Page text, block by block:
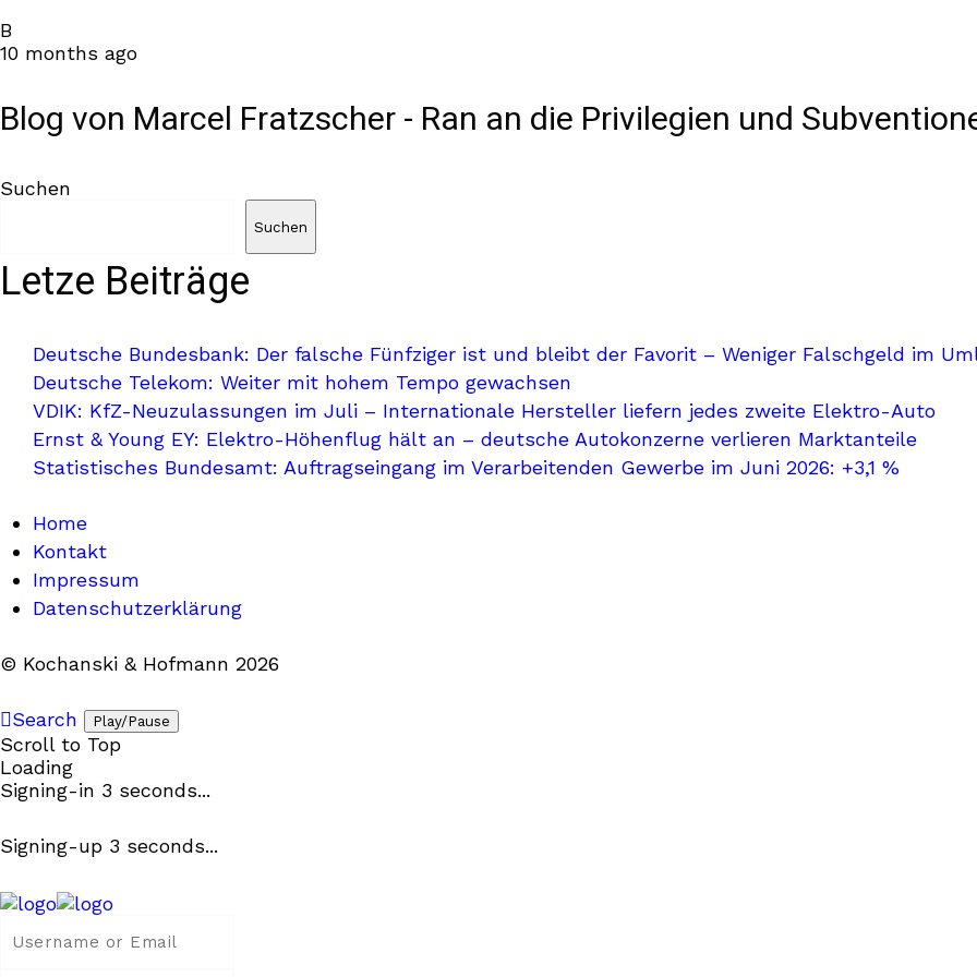
B
10 months ago
Blog von Marcel Fratzscher - Ran an die Privilegien und
Suchen
Suchen
Letze Beiträge
Deutsche Bundesbank: Der falsche Fünfziger ist und bleibt der Favorit – Weniger Falschgeld im
Deutsche Telekom: Weiter mit hohem Tempo gewachsen
VDIK: KfZ-Neuzulassungen im Juli – Internationale Hersteller liefern jedes zweite Elektro-Auto
Ernst & Young EY: Elektro-Höhenflug hält an – deutsche Autokonzerne verlieren Marktanteile
Statistisches Bundesamt: Auftragseingang im Verarbeitenden Gewerbe im Juni 2026: +3,1 %
Home
Kontakt
Impressum
Datenschutzerklärung
© Kochanski & Hofmann 2026
Search Play/Pause
Scroll to Top
Loading
Signing-in 3 seconds...
Signing-up 3 seconds...